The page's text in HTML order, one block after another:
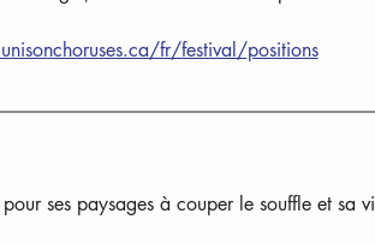
fr/festival/positions
ses paysages à couper le souffle et sa